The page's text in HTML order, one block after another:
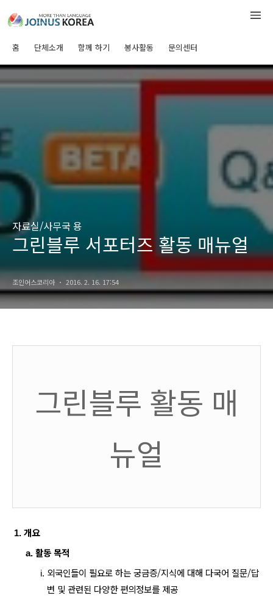
홈 단체소개 함께 하기 봉사활동 문의센터
자료실/사무국 용
그린블루 서포터즈 활동 매뉴얼
조인어스코리아 2016. 2. 16. 17:54
그린블루 활동 매
뉴얼
개요
활동 목적
외국인들이 필요로 하는 궁금증/지식에 대해 다국어 질문/답
변 및 관련된 다양한 편의정보를 제공